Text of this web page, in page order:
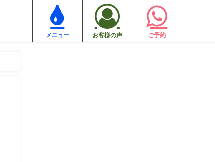
メニュー お客様の声 ご予約